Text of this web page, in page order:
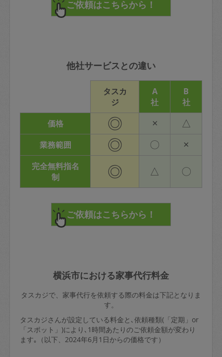
他社サービスとの違い
タスカ
ジ
A
社
B
社
価格
◎ × △
業務範囲 ◎ 〇 ×
完全無料指名
制
◎ △ 〇
横浜市における家事代行料金
タスカジで、家事代行を依頼する際の料金は下記となりま
す。
タスカジさんが設定している料金と､依頼種類(「定期」or
「スポット」)により､1時間あたりのご依頼金額が変わり
ます｡（以下、2024年6月1日からの価格です）